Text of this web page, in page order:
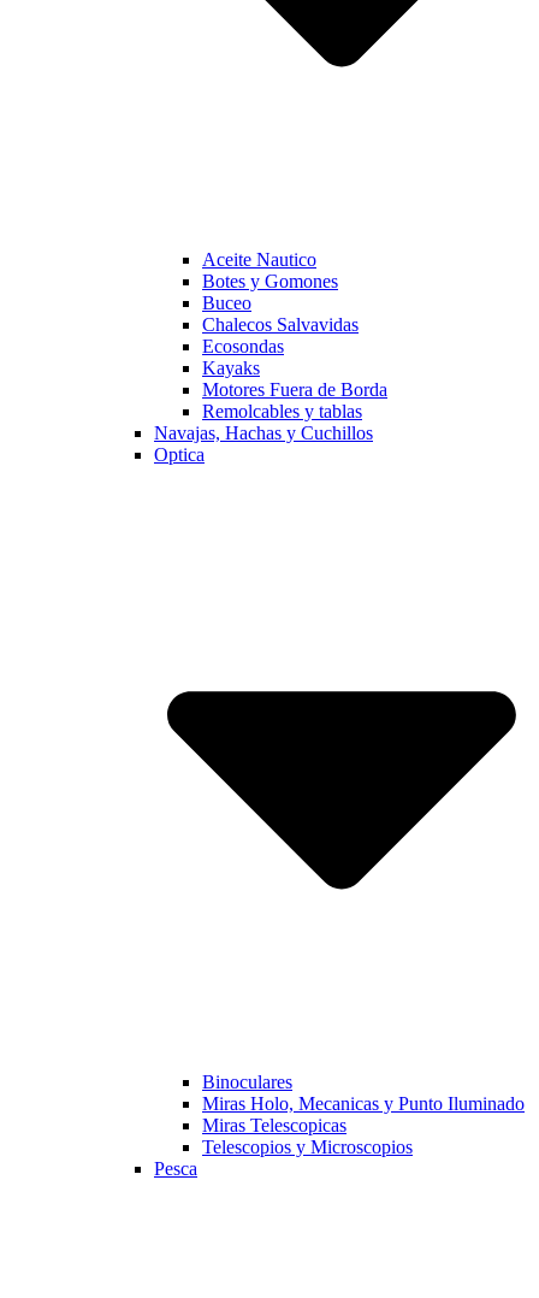
Aceite Nautico
Botes y Gomones
Buceo
Chalecos Salvavidas
Ecosondas
Kayaks
Motores Fuera de Borda
Remolcables y tablas
Navajas, Hachas y Cuchillos
Optica
Binoculares
Miras Holo, Mecanicas y Punto Iluminado
Miras Telescopicas
Telescopios y Microscopios
Pesca